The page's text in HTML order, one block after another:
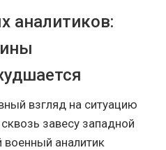
аналитиков:
взгляд на ситуацию
завесу западной
военный аналитик